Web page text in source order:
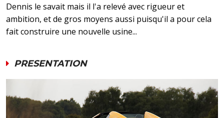
Dennis le savait mais il l'a relevé avec rigueur et
ambition, et de gros moyens aussi puisqu'il a pour cela
fait construire une nouvelle usine...
PRESENTATION